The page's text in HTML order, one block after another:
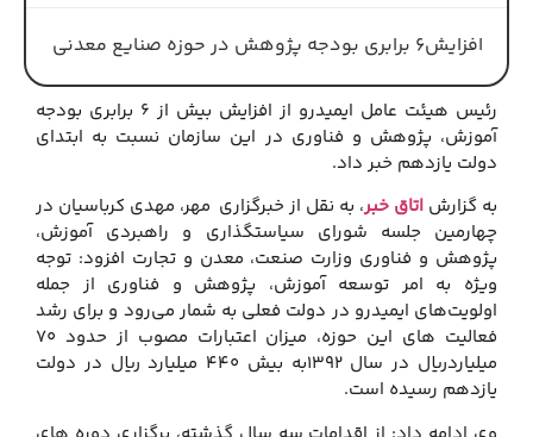
افزایش۶ برابری بودجه پژوهش در حوزه صنایع معدنی
رئیس هیئت عامل ایمیدرو از افزایش بیش از ۶ برابری بودجه
آموزش، پژوهش و فناوری در این سازمان نسبت به ابتدای
دولت یازدهم خبر داد.
به گزارش اتاق خبر، به نقل از خبرگزاری مهر، مهدی کرباسیان در
چهارمین جلسه شورای سیاستگذاری و راهبردی آموزش،
پژوهش و فناوری وزارت صنعت، معدن و تجارت افزود: توجه
ویژه به امر توسعه آموزش، پژوهش و فناوری از جمله
اولویت‌های ایمیدرو در دولت فعلی به ‌شمار می‌رود و برای رشد
فعالیت های این حوزه، میزان اعتبارات مصوب از حدود ۷۰
میلیاردریال در سال ۱۳۹۲به بیش ۴۴۰ میلیارد ریال در دولت
یازدهم رسیده است.